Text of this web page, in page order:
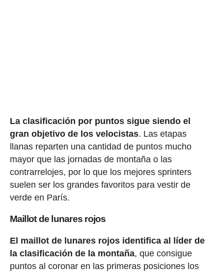
La clasificación por puntos sigue siendo el
gran objetivo de los velocistas. Las etapas
llanas reparten una cantidad de puntos mucho
mayor que las jornadas de montaña o las
contrarrelojes, por lo que los mejores sprinters
suelen ser los grandes favoritos para vestir de
verde en París.
Maillot de lunares rojos
El maillot de lunares rojos identifica al líder de
la clasificación de la montaña, que consigue
puntos al coronar en las primeras posiciones los